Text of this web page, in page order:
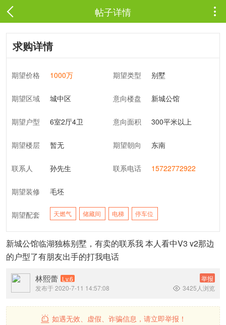
帖子详情 
求购详情
期望价格 1000万 期望类型 别墅
期望区域 城中区 意向楼盘 新城公馆
期望户型 6室2厅4卫 意向面积 300平米以上
期望楼层 暂无 期望朝向 东南
联系人 孙先生 联系电话 15722772922
期望装修 毛坯
期望配套 天燃气 储藏间 电梯 停车位
新城公馆临湖独栋别墅，有卖的联系我 本人看中V3 v2那边
的户型了有朋友出手的打我电话
林熙蕾 Lv.6
举报
发布于 2020-7-11 14:57:08
 3425人浏览
 如遇无效、虚假、诈骗信息，请立即举报！